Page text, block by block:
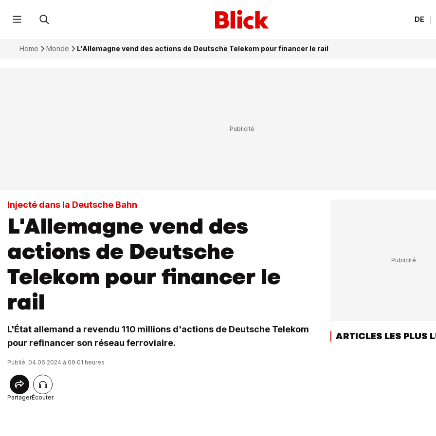
DE
Home Monde L'Allemagne vend des actions de Deutsche Telekom pour financer le rail
Injecté dans la Deutsche Bahn
L'Allemagne vend des
actions de Deutsche
Telekom pour financer le
rail
L'État allemand a revendu 110 millions d'actions de Deutsche Telekom
pour refinancer son réseau ferroviaire.
Publié: 04.06.2024 à 09:01 heures
PartagerÉcouter
ARTICLES LES PLUS